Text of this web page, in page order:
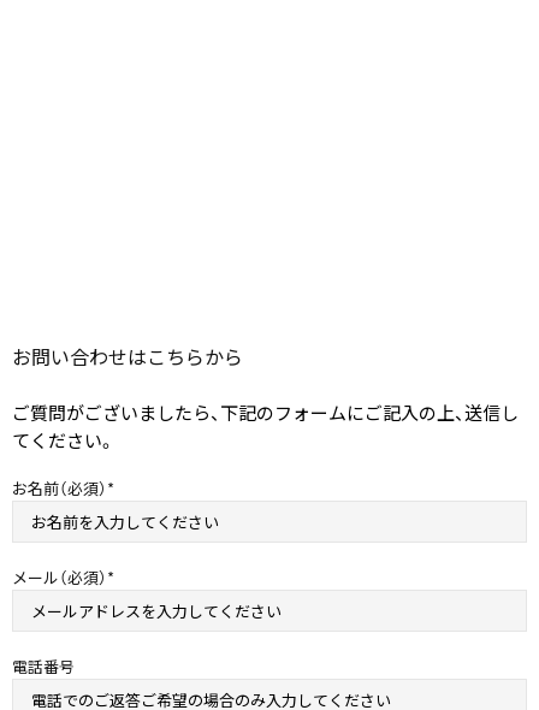
お問い​合わせは​こちらから
ご質問がございましたら、下記のフォームにご記入の上、送信し
てください。
お名前（必須）
メール（必須）
電話番号